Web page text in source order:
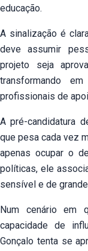
educação.
A sinalização é
deve assumir
projeto seja
transformando
profissionais de
A pré-candidatura
que pesa cada vez
apenas ocupar o
políticas, ele
sensível e de
Num cenário em
capacidade de
Gonçalo tenta se